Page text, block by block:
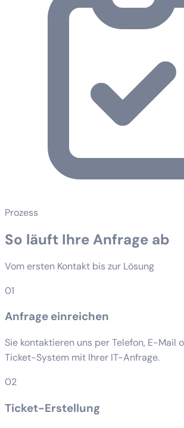
Prozess
So läuft Ihre Anfrage ab
Vom ersten Kontakt bis zur Lösung
01
Anfrage einreichen
Sie kontaktieren uns per Telefon, E-Mail
Ticket-System mit Ihrer IT-Anfrage.
02
Ticket-Erstellung